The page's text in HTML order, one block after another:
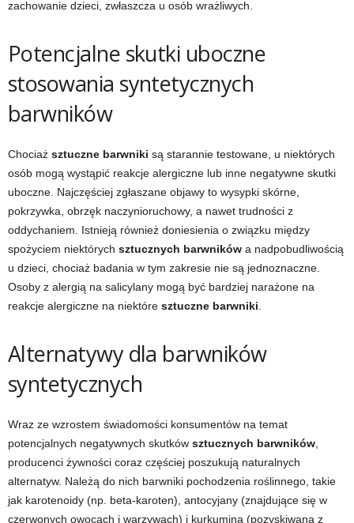
zachowanie dzieci, zwłaszcza u osób wrażliwych.
Potencjalne skutki uboczne
stosowania syntetycznych
barwników
Chociaż sztuczne barwniki są starannie testowane, u niektórych
osób mogą wystąpić reakcje alergiczne lub inne negatywne skutki
uboczne. Najczęściej zgłaszane objawy to wysypki skórne,
pokrzywka, obrzęk naczynioruchowy, a nawet trudności z
oddychaniem. Istnieją również doniesienia o związku między
spożyciem niektórych sztucznych barwników a nadpobudliwością
u dzieci, chociaż badania w tym zakresie nie są jednoznaczne.
Osoby z alergią na salicylany mogą być bardziej narażone na
reakcje alergiczne na niektóre sztuczne barwniki
Alternatywy dla barwników
syntetycznych
Wraz ze wzrostem świadomości konsumentów na temat
potencjalnych negatywnych skutków sztucznych barwników
producenci żywności coraz częściej poszukują naturalnych
alternatyw. Należą do nich barwniki pochodzenia roślinnego, takie
jak karotenoidy (np. beta-karoten), antocyjany (znajdujące się w
czerwonych owocach i warzywach) i kurkumina (pozyskiwana z